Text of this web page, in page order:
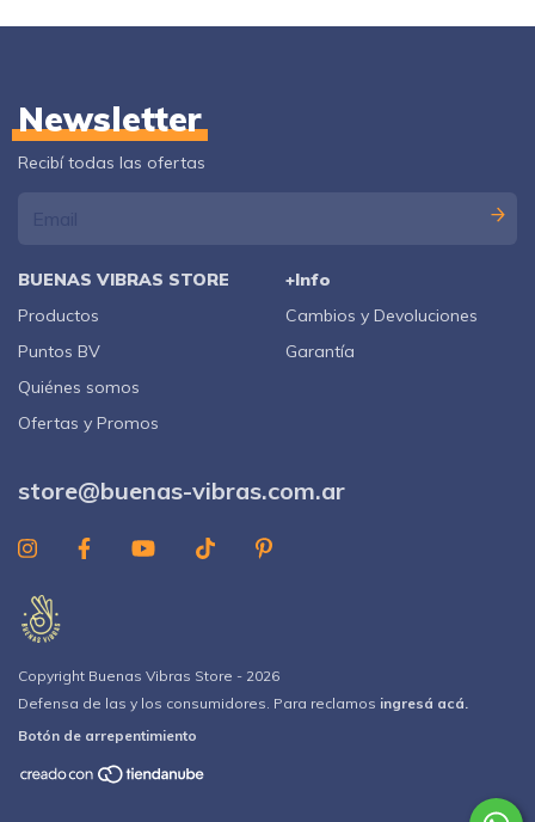
Newsletter
Recibí todas las ofertas
BUENAS VIBRAS STORE
Productos
Puntos BV
Quiénes somos
Ofertas y Promos
+Info
Cambios y Devoluciones
Garantía
store@buenas-vibras.com.ar
Copyright Buenas Vibras Store - 2026
Defensa de las y los consumidores. Para reclamos ingresá acá.
Botón de arrepentimiento